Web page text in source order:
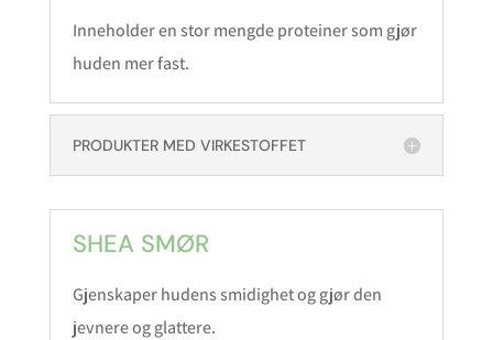
Inneholder en stor mengde proteiner som gjør
huden mer fast.
PRODUKTER MED VIRKESTOFFET
SHEA SMØR
Gjenskaper hudens smidighet og gjør den
jevnere og glattere.